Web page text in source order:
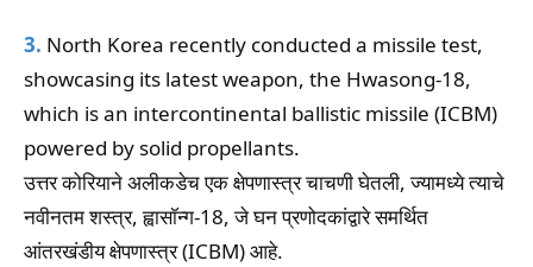
3. North Korea recently conducted a missile test,
showcasing its latest weapon, the Hwasong-18,
which is an intercontinental ballistic missile (ICBM)
powered by solid propellants.
उत्तर कोरियाने अलीकडेच एक क्षेपणास्त्र चाचणी घेतली, ज्यामध्ये त्याचे
नवीनतम शस्त्र, ह्वासॉन्ग-18, जे घन प्रणोदकांद्वारे समर्थित
आंतरखंडीय क्षेपणास्त्र (ICBM) आहे.